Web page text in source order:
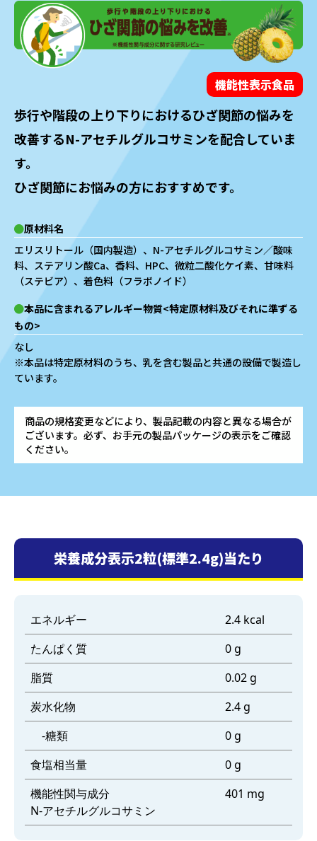
機能性表示食品
歩行や階段の上り下りにおけるひざ関節の悩みを
改善するN-アセチルグルコサミンを配合していま
す。
ひざ関節にお悩みの方におすすめです。
原材料名
エリスリトール（国内製造）、N-アセチルグルコサミン／酸味
料、ステアリン酸Ca、香料、HPC、微粒二酸化ケイ素、甘味料
（ステビア）、着色料（フラボノイド）
本品に含まれるアレルギー物質<特定原材料及びそれに準ずる
もの>
なし
※本品は特定原材料のうち、乳を含む製品と共通の設備で製造し
ています。
商品の規格変更などにより、製品記載の内容と異なる場合が
ございます。必ず、お手元の製品パッケージの表示をご確認
ください。
栄養成分表示2粒(標準2.4g)当たり
エネルギー
2.4 kcal
たんぱく質
0 g
脂質
0.02 g
炭水化物
2.4 g
-糖類
0 g
食塩相当量
0 g
機能性関与成分
N-アセチルグルコサミン
401 mg